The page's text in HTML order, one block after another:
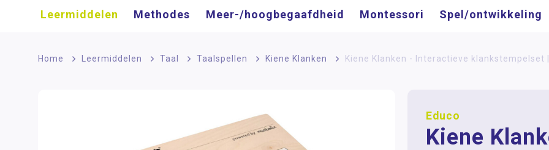
Leermiddelen Methodes Meer-/hoog­begaafdheid Montessori Spel/ontwikkeling
Home > Leermiddelen > Taal > Taalspellen > Kiene Klanken > Kiene Klanken - Interactieve klankstempelset
Educo
Kiene